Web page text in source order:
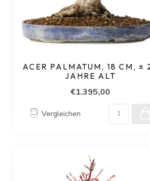
ACER PALMATUM, 18 CM, ±
JAHRE ALT
€1.395,00
Vergleichen